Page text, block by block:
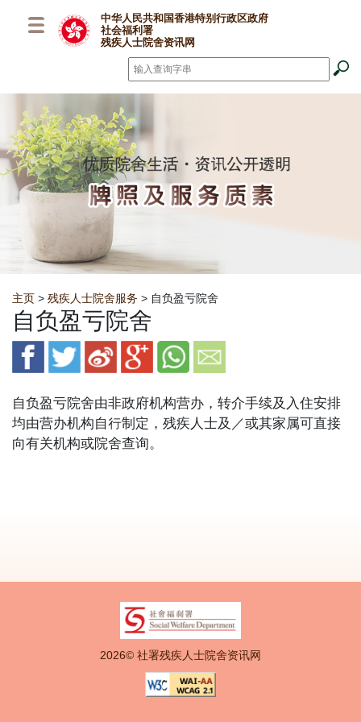
中华人民共和国香港特别行政区政府
社会福利署
残疾人士院舍资讯网
搜寻*
Breadcrumb
主页 > 残疾人士院舍服务 > 自负盈亏院舍
自负盈亏院舍
自负盈亏院舍由非政府机构营办，转介手续及入住安排
均由营办机构自行制定，残疾人士及／或其家属可直接
向有关机构或院舍查询。
2026© 社署残疾人士院舍资讯网